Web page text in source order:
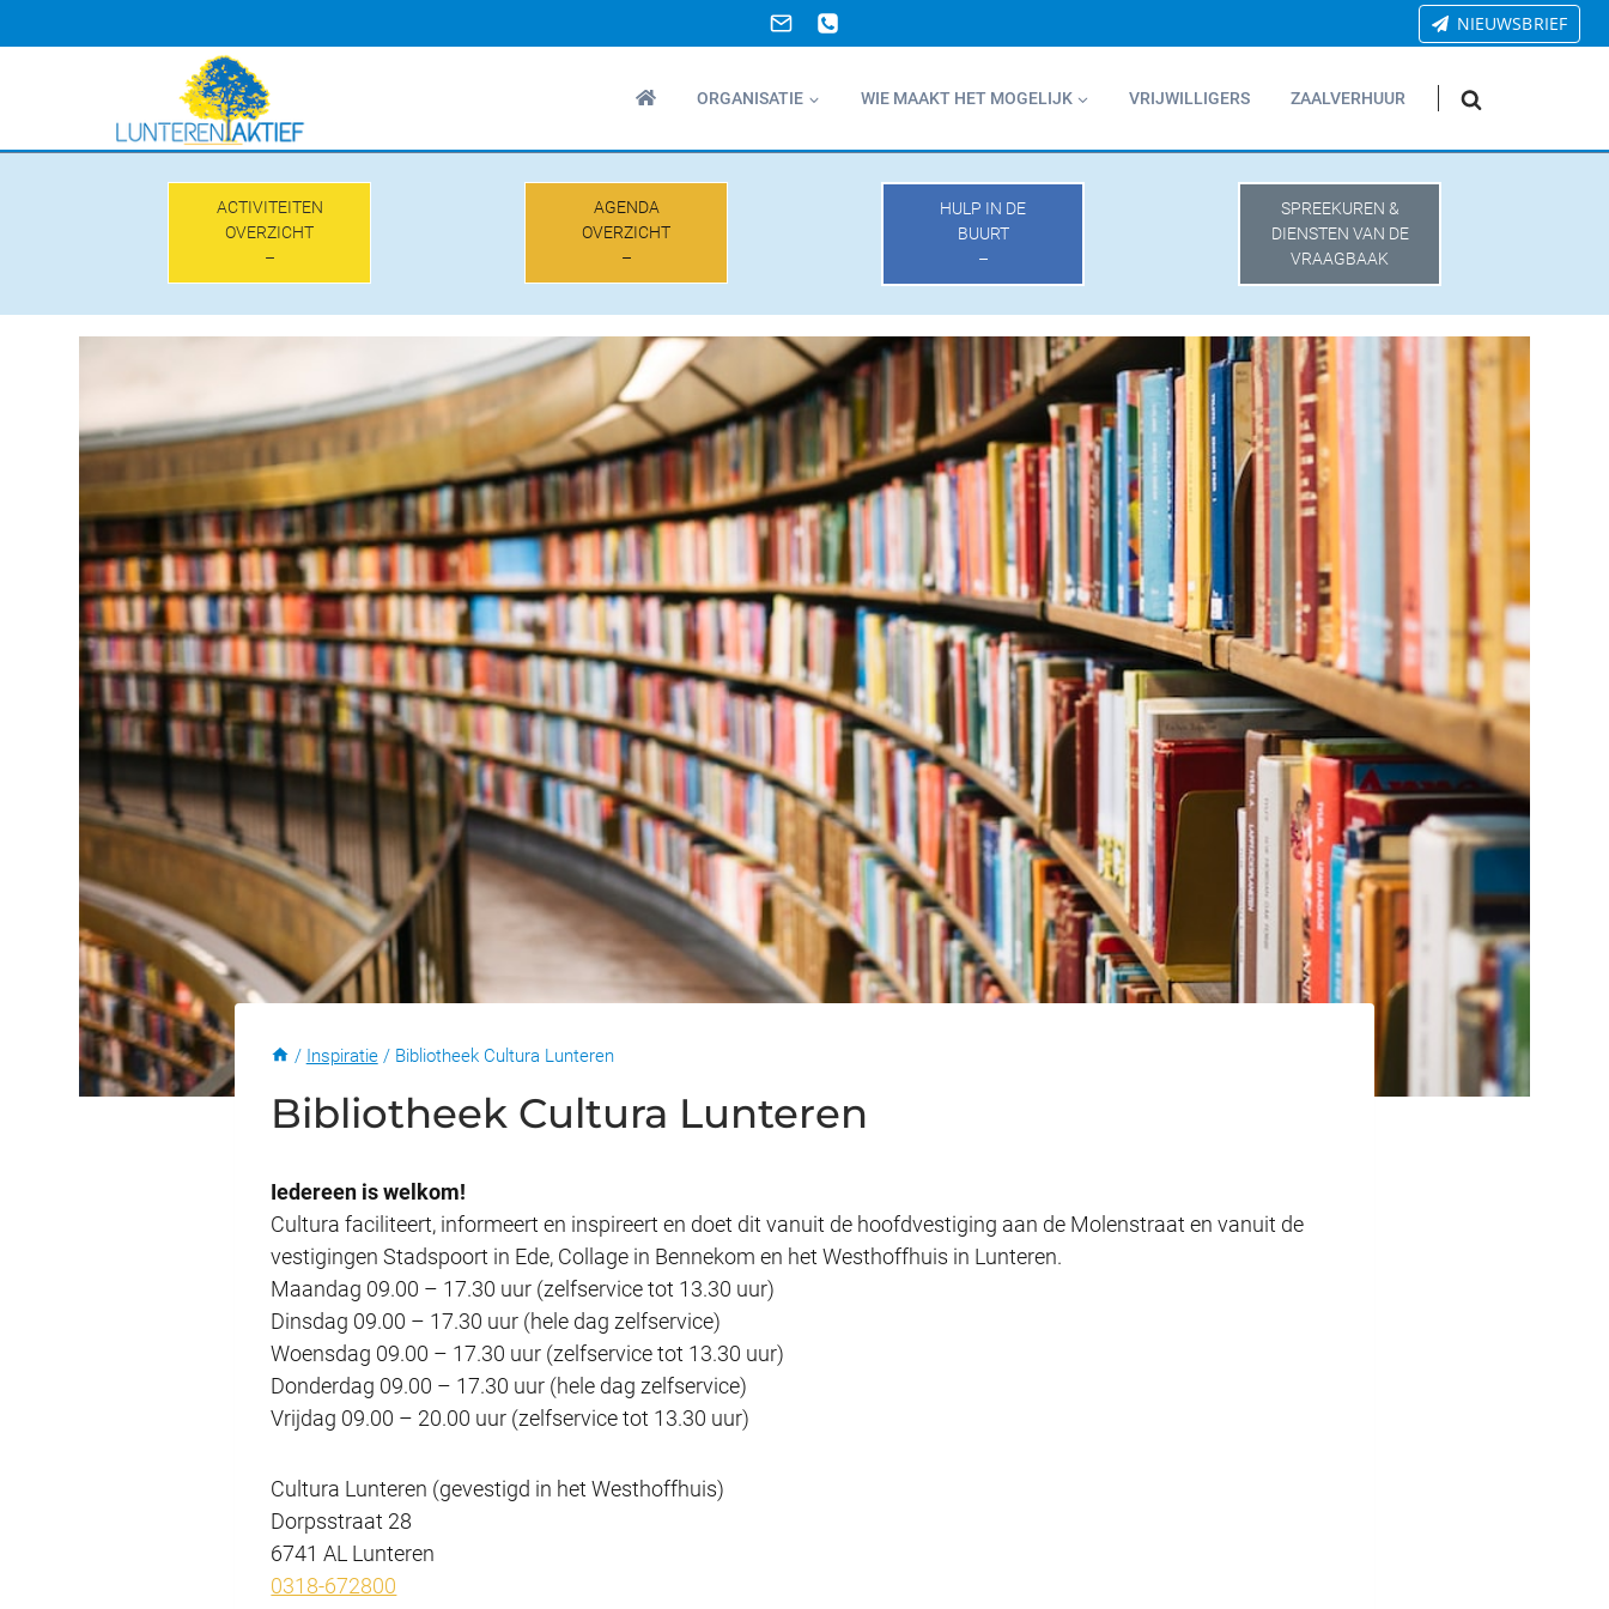
naar
NIEUWSBRIEF
ORGANISATIE WIE MAAKT HET MOGELIJK VRIJWILLIGERS ZAALVERHUUR
ACTIVITEITEN
OVERZICHT
–
AGENDA
OVERZICHT
–
HULP IN DE
BUURT
–
SPREEKUREN &
DIENSTEN VAN DE
VRAAGBAAK
/ Inspiratie / Bibliotheek Cultura Lunteren
Bibliotheek Cultura Lunteren
Iedereen is welkom!
Cultura faciliteert, informeert en inspireert en doet dit vanuit de hoofdvestiging aan de Molenstraat en vanuit de
vestigingen Stadspoort in Ede, Collage in Bennekom en het Westhoffhuis in Lunteren.
Maandag 09.00 – 17.30 uur (zelfservice tot 13.30 uur)
Dinsdag 09.00 – 17.30 uur (hele dag zelfservice)
Woensdag 09.00 – 17.30 uur (zelfservice tot 13.30 uur)
Donderdag 09.00 – 17.30 uur (hele dag zelfservice)
Vrijdag 09.00 – 20.00 uur (zelfservice tot 13.30 uur)
Cultura Lunteren (gevestigd in het Westhoffhuis)
Dorpsstraat 28
6741 AL Lunteren
0318-672800